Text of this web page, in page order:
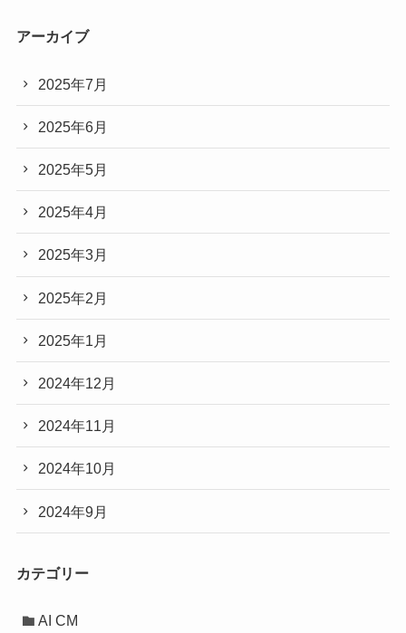
アーカイブ
2025年7月
2025年6月
2025年5月
2025年4月
2025年3月
2025年2月
2025年1月
2024年12月
2024年11月
2024年10月
2024年9月
カテゴリー
AI CM